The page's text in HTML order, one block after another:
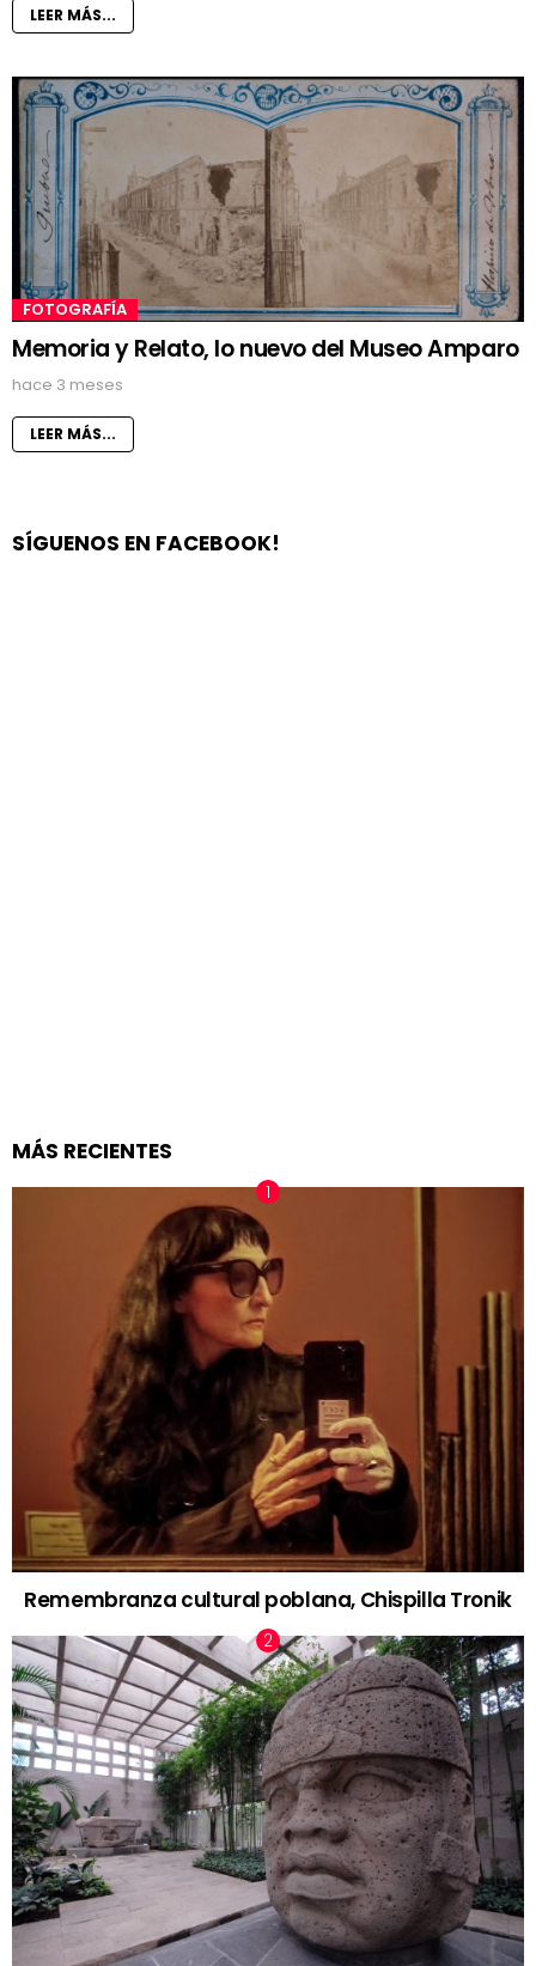
LEER MÁS...
FOTOGRAFÍA
Memoria y Relato, lo nuevo del Museo Amparo
hace 3 meses
LEER MÁS...
SÍGUENOS EN FACEBOOK!
MÁS RECIENTES
Remembranza cultural poblana, Chispilla Tronik